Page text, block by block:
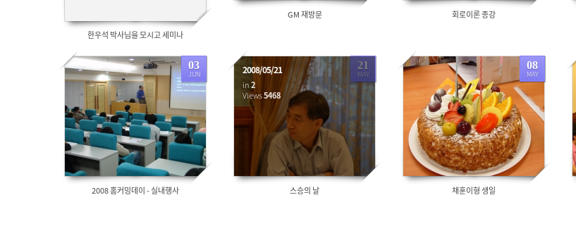
한우석 박사님을 모시고 세미나
GM 재방문 회로이론 종강
03
JUN
5437
2008 홈커밍데이 - 실내행사
21
MAY
2008/05/21
in2
Views5468
스승의 날
08
MAY
5734
채훈이형 생일